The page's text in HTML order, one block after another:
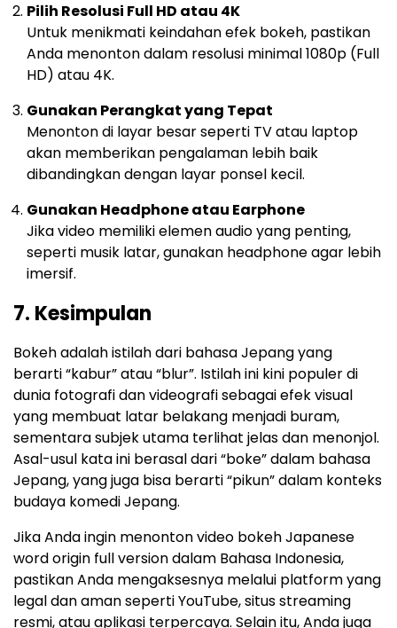
Pilih Resolusi Full HD atau 4K
Untuk menikmati keindahan efek bokeh, pastikan
Anda menonton dalam resolusi minimal 1080p (Full
HD) atau 4K.
Gunakan Perangkat yang Tepat
Menonton di layar besar seperti TV atau laptop
akan memberikan pengalaman lebih baik
dibandingkan dengan layar ponsel kecil.
Gunakan Headphone atau Earphone
Jika video memiliki elemen audio yang penting,
seperti musik latar, gunakan headphone agar lebih
imersif.
7. Kesimpulan
Bokeh adalah istilah dari bahasa Jepang yang
berarti “kabur” atau “blur”. Istilah ini kini populer di
dunia fotografi dan videografi sebagai efek visual
yang membuat latar belakang menjadi buram,
sementara subjek utama terlihat jelas dan menonjol.
Asal-usul kata ini berasal dari “boke” dalam bahasa
Jepang, yang juga bisa berarti “pikun” dalam konteks
budaya komedi Jepang.
Jika Anda ingin menonton video bokeh Japanese
word origin full version dalam Bahasa Indonesia,
pastikan Anda mengaksesnya melalui platform yang
legal dan aman seperti YouTube, situs streaming
resmi, atau aplikasi terpercaya. Selain itu, Anda juga